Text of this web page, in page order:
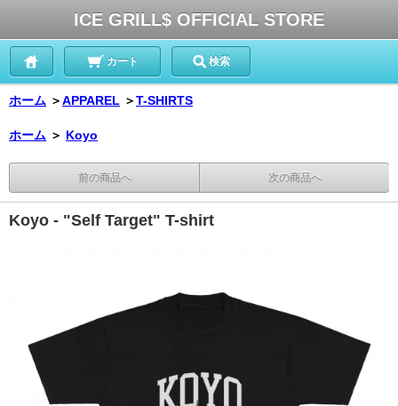
ICE GRILL$ OFFICIAL STORE
カート 検索
ホーム ＞APPAREL ＞T-SHIRTS
ホーム ＞ Koyo
前の商品へ 次の商品へ
Koyo - "Self Target" T-shirt